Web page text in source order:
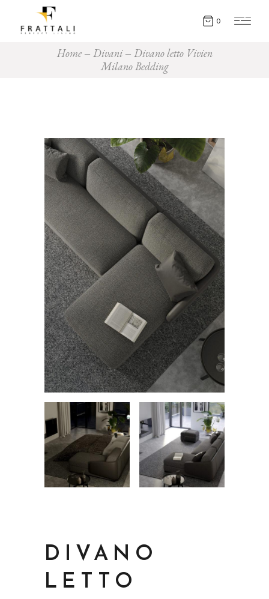
0
Home Divani
Divano letto Vivien
Milano Bedding
DIVANO
LETTO